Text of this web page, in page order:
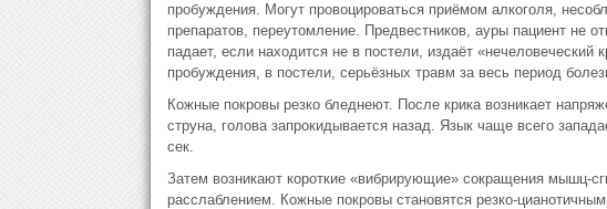
пробуждения. Могут провоцироваться приёмом алкоголя,
препаратов, переутомление. Предвестников, ауры пациент не
падает, если находится не в постели, издаёт «нечеловеческий
пробуждения, в постели, серьёзных травм за весь период
Кожные покровы резко бледнеют. После крика возникает
струна, голова запрокидывается назад. Язык чаще всего
сек.
Затем возникают короткие «вибрирующие» сокращения мышц-
расслаблением. Кожные покровы становятся резко-